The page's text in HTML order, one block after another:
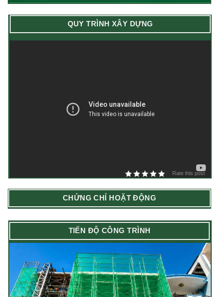
QUY TRÌNH XÂY DỰNG
Rate this post
CHỨNG CHỈ HOẶT ĐỘNG
TIẾN ĐỘ CÔNG TRÌNH